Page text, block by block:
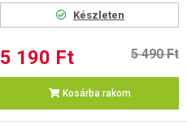
Készleten
5 190 Ft 5 490 Ft
Kosárba rakom